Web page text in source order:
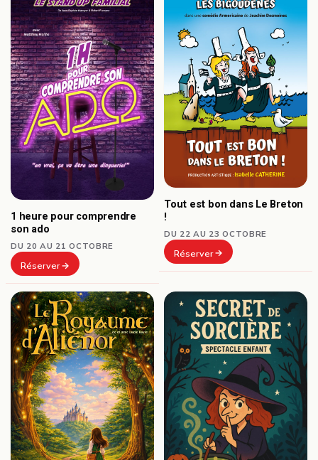
1 heure pour comprendre
son ado
DU 20 AU 21 OCTOBRE
Réserver
Tout est bon dans Le Breton
!
DU 22 AU 23 OCTOBRE
Réserver